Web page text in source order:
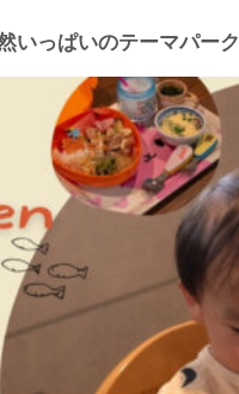
いっぱいのテーマパーク